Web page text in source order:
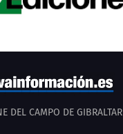
DEL CAMPO DE GIBRALTAR